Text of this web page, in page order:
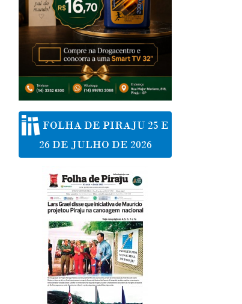
FOLHA DE PIRAJU 25 E
26 DE JULHO DE 2026